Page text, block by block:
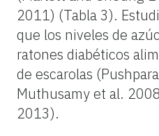
2011) (Tabla 3).
que los niveles de
ratones diabéticos
de escarolas
Muthusamy et al.
2013).